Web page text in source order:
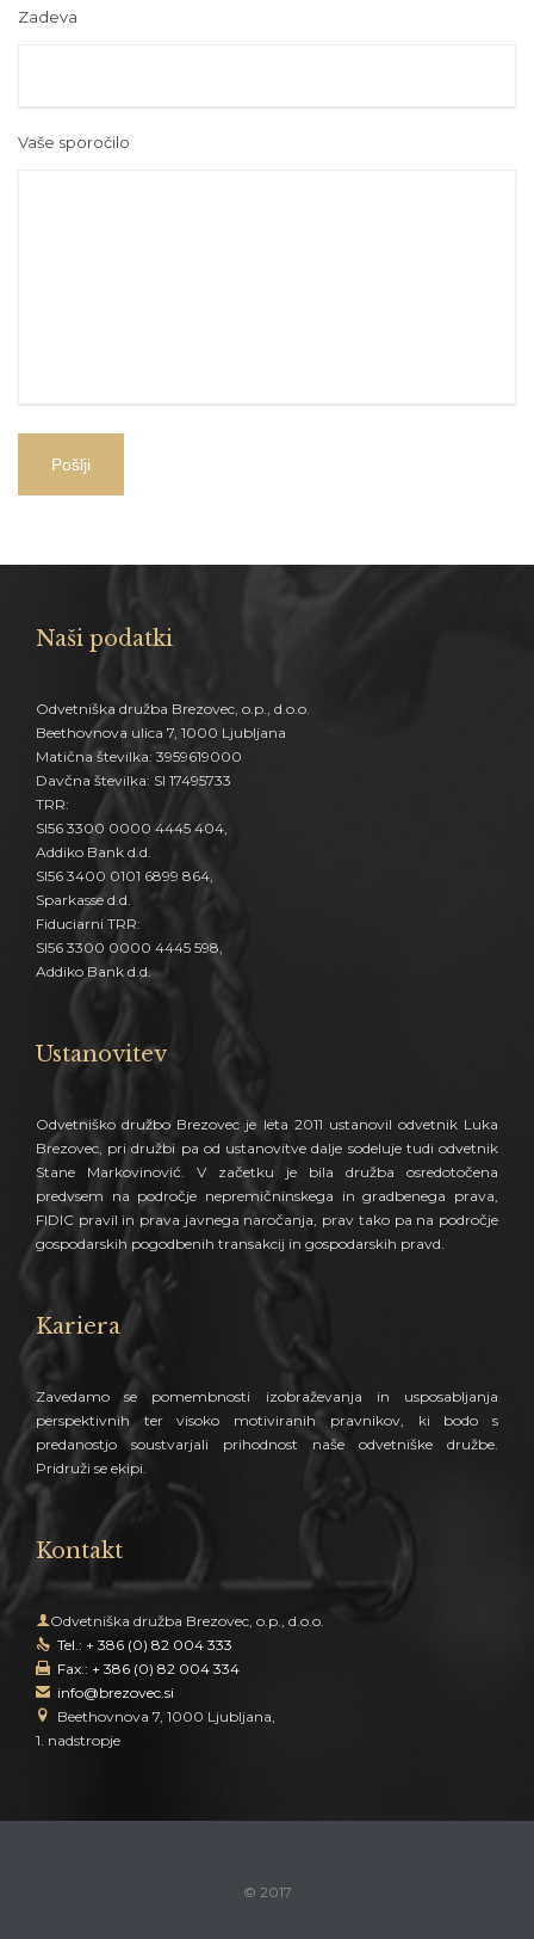
Zadeva
Vaše sporočilo
Naši podatki
Odvetniška družba Brezovec, o.p., d.o.o.
Beethovnova ulica 7, 1000 Ljubljana
Matična številka: 3959619000
Davčna številka: SI 17495733
TRR:
SI56 3300 0000 4445 404,
Addiko Bank d.d.
SI56 3400 0101 6899 864,
Sparkasse d.d.
Fiduciarni TRR:
SI56 3300 0000 4445 598,
Addiko Bank d.d.
Ustanovitev
Odvetniško družbo Brezovec je leta 2011 ustanovil odvetnik Luka
Brezovec, pri družbi pa od ustanovitve dalje sodeluje tudi odvetnik
Stane Markovinović. V začetku je bila družba osredotočena
predvsem na področje nepremičninskega in gradbenega prava,
FIDIC pravil in prava javnega naročanja, prav tako pa na področje
gospodarskih pogodbenih transakcij in gospodarskih pravd.
Kariera
Zavedamo se pomembnosti izobraževanja in usposabljanja
perspektivnih ter visoko motiviranih pravnikov, ki bodo s
predanostjo soustvarjali prihodnost naše odvetniške družbe.
Pridruži se ekipi.
Kontakt
 Odvetniška družba Brezovec, o.p., d.o.o.
 Tel.: + 386 (0) 82 004 333
 Fax.: + 386 (0) 82 004 334
 info@brezovec.si

Beethovnova 7, 1000 Ljubljana,
1. nadstropje
© 2017